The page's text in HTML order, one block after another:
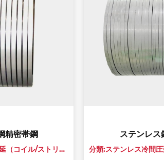
分類:ステンレス冷間圧延（コイル/ストリップ/シート）
ステンレス鋼精密帯鋼